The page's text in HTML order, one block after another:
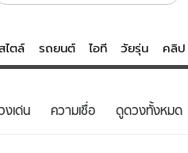
ไตล์ รถยนต์ ไอที วัยรุ่น คลิป
ไลฟ์สไตล์
เด่น ความเชื่อ ดูดวงทั้งหมด